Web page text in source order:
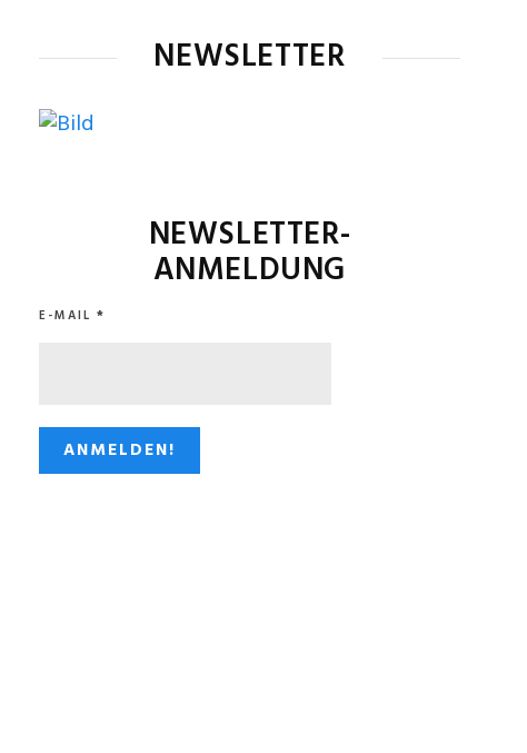
NEWSLETTER
NEWSLETTER-
ANMELDUNG
E-MAIL *